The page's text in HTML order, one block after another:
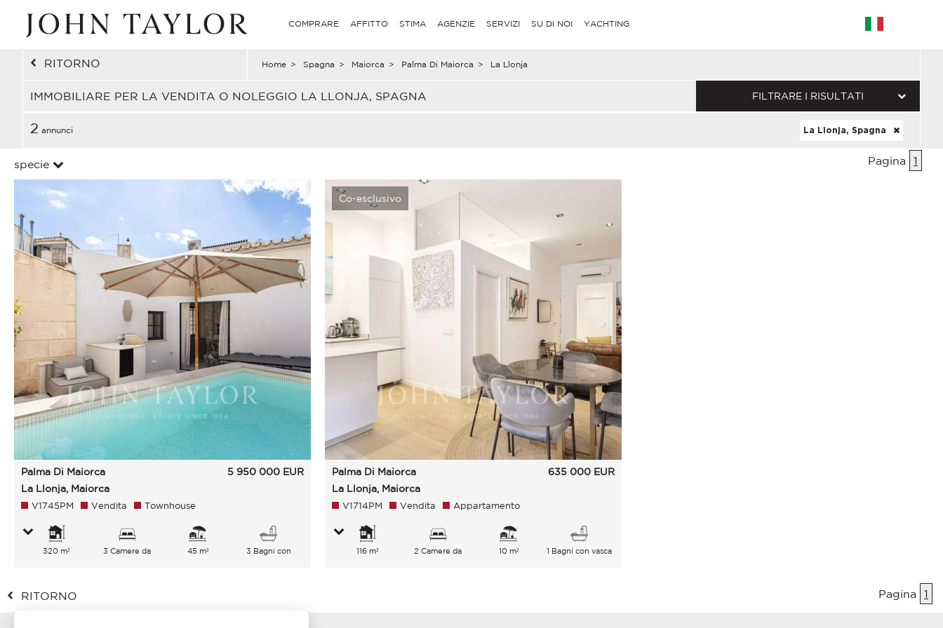
COMPRARE AFFITTO STIMA AGENZIE SERVIZI SU DI NOI YACHTING
RITORNO Home > Spagna > Maiorca > Palma Di Maiorca > La Llonja
IMMOBILIARE PER LA VENDITA O NOLEGGIO LA LLONJA, SPAGNA FILTRARE I RISULTATI
2 annunci La Llonja, Spagna
specie Pagina 1
Palma Di Maiorca
La Llonja, Maiorca
5 950 000 EUR
V1745PM Vendita Townhouse
320 m²
3 Camere da
45 m²
3 Bagni con
Co-esclusivo
Palma Di Maiorca
La Llonja, Maiorca
635 000 EUR
V1714PM Vendita Appartamento
116 m²
2 Camere da
10 m² 1 Bagni con vasca
RITORNO Pagina 1